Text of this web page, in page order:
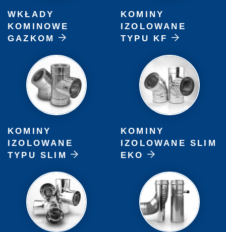
WKŁADY
KOMINOWE
GAZKOM
KOMINY
IZOLOWANE
TYPU KF
KOMINY
IZOLOWANE
TYPU SLIM
KOMINY
IZOLOWANE SLIM
EKO